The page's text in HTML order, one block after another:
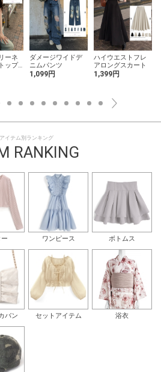
ーネ
ップ
ダメージワイドデ
ニムパンツ
1,099円
ハイウエストフレ
アロングスカート
1,399円
アイテム別ランキング
RANKING
ワンピース ボトムス
バン セットアイテム 浴衣